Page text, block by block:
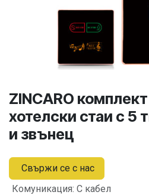
ZINCARO
хотелски стаи с 5
и звънец
Свържи се с нас
Комуникация: С кабел